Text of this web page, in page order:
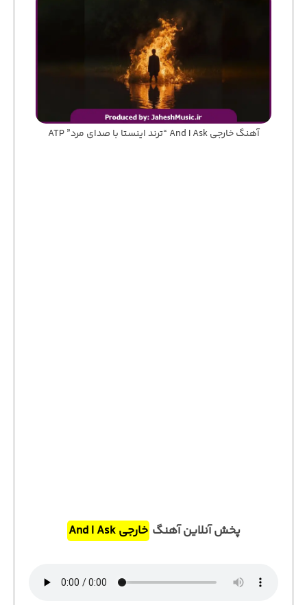
آهنگ خارجی And I Ask “ترند اینستا با صدای مرد” ATP
پخش آنلاین آهنگ خارجی And I Ask